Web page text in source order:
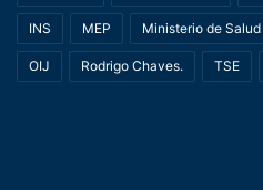
INS MEP Ministerio de Salud
OIJ Rodrigo Chaves. TSE